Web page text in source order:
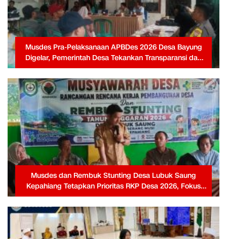
Musdes Pra-Pelaksanaan APBDes 2026 Desa Bayung
Digelar, Pemerintah Desa Tekankan Transparansi dan
Partisipasi Warga
Musdes dan Rembuk Stunting Desa Lubuk Saung
Kepahiang Tetapkan Prioritas RKP Desa 2026, Fokus
Infrastruktur dan Penurunan Stunting